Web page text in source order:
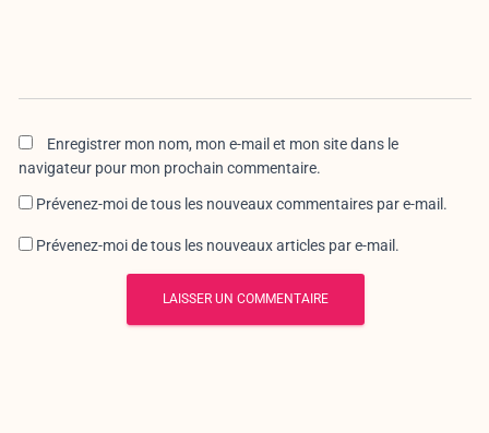
Enregistrer mon nom, mon e-mail et mon site dans le
navigateur pour mon prochain commentaire.
Prévenez-moi de tous les nouveaux commentaires par e-mail.
Prévenez-moi de tous les nouveaux articles par e-mail.